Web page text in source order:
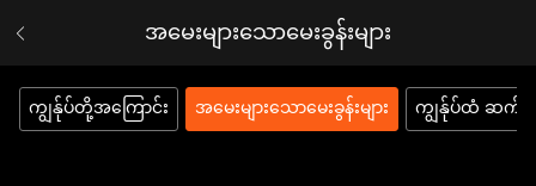
အမေးများသောမေးခွန်းများ
ကျွန်ုပ်တို့အကြောင်း အမေးများသောမေးခွန်းများ ကျွန်ုပ်ထံ ဆက်